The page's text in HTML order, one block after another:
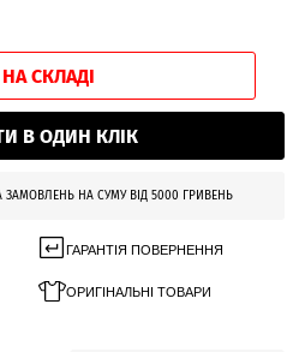
СКЛАДІ
В ОДИН КЛІК
НА СУМУ ВІД 5000 ГРИВЕНЬ
ГАРАНТІЯ ПОВЕРНЕННЯ
ОРИГІНАЛЬНІ ТОВАРИ